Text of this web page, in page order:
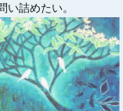
詰めたい。